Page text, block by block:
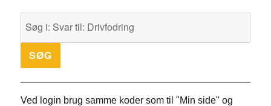
Ved login brug samme koder som til "Min side" og